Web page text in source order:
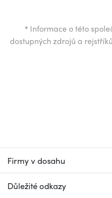
* Informace o této
dostupných zdrojů a
Firmy v dosahu
Důležité odkazy